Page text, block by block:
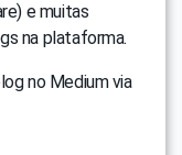
e muitas
na plataforma.
no Medium via